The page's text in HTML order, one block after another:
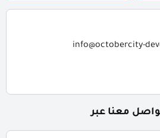
info@octobercity-
معنا عبر